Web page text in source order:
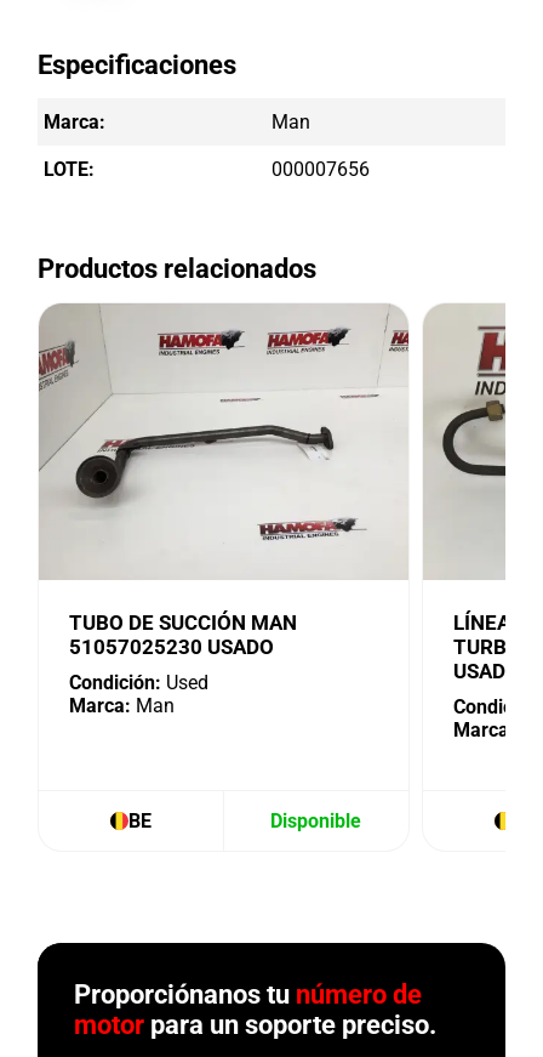
Especificaciones
Marca: Man
LOTE: 000007656
Productos relacionados
TUBO DE SUCCIÓN MAN
51057025230 USADO
Condición: Used
Marca: Man
BE Disponible
LÍNEA
TURBO
USADA
Marca:
Proporciónanos tu número de
motor para un soporte preciso.